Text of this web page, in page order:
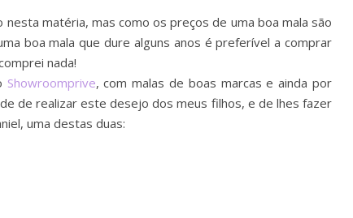
matéria, mas como os preços de uma boa mala são
boa mala que dure alguns anos é preferível a comprar
nada!
Showroomprive, com malas de boas marcas e ainda por
de realizar este desejo dos meus filhos, e de lhes fazer
uma destas duas: